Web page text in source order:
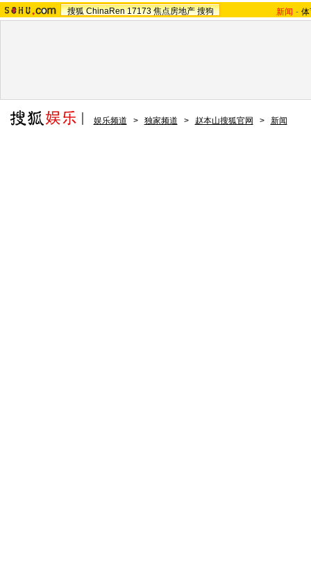
搜狐 ChinaRen 17173 焦点房地产 搜狗 新闻 -
娱乐频道 > 独家频道 > 赵本山搜狐官网 > 新闻